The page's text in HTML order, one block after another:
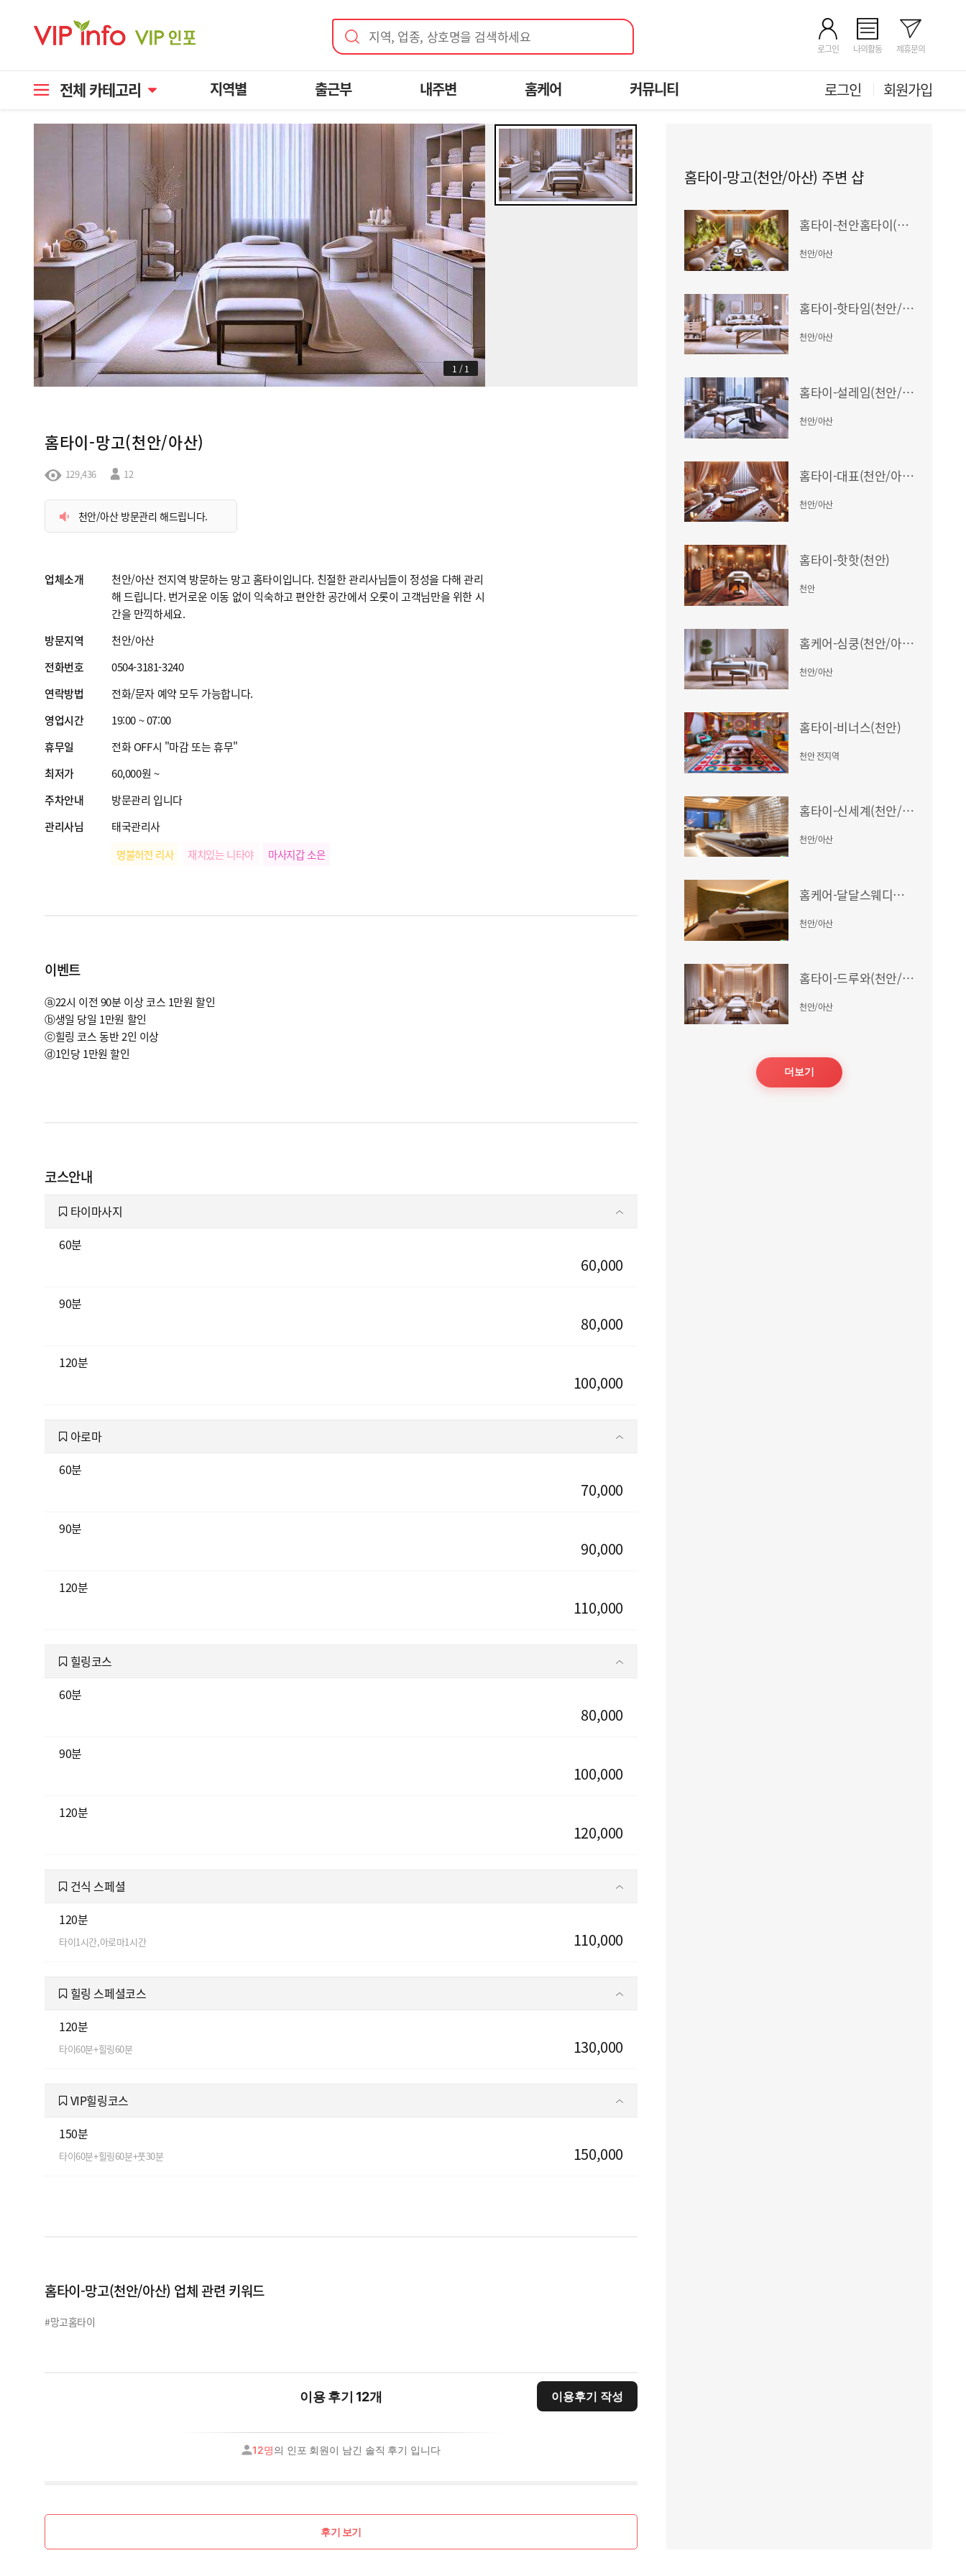
지역, 업종, 상호명을 검색하세요
로그인 나의활동 제휴문의
전체 카테고리 지역별 출근부 내주변 홈케어 커뮤니티 로그인 회원가입
1 / 1
홈타이-망고(천안/아산)
129,436 12
천안/아산 방문관리 해드립니다.
업체소개
천안/아산 전지역 방문하는 망고 홈타이입니다. 친절한 관리사님들이 정성을 다해 관리
해 드립니다. 번거로운 이동 없이 익숙하고 편안한 공간에서 오롯이 고객님만을 위한 시
간을 만끽하세요.
방문지역
천안/아산
전화번호
0504-3181-3240
연락방법
전화/문자 예약 모두 가능합니다.
영업시간
19:00 ~ 07:00
휴무일
전화 OFF시 "마감 또는 휴무"
최저가
60,000원 ~
주차안내
방문관리 입니다
관리사님
태국관리사
명불허전 리사
재치있는 니타야 마사지갑 소은
이벤트
ⓐ22시 이전 90분 이상 코스 1만원 할인
ⓑ생일 당일 1만원 할인
ⓒ힐링 코스 동반 2인 이상
ⓓ1인당 1만원 할인
코스안내
타이마사지
60분
60,000
90분
80,000
120분
100,000
아로마
60분
70,000
90분
90,000
120분
110,000
힐링코스
60분
80,000
90분
100,000
120분
120,000
건식 스페셜
120분
타이1시간,아로마1시간 110,000
힐링 스페셜코스
120분
타이60분+힐링60분 130,000
VIP힐링코스
150분
타이60분+힐링60분+풋30분 150,000
홈타이-망고(천안/아산) 업체 관련 키워드
#망고홈타이
이용 후기 12개 이용후기 작성
12명의 인포 회원이 남긴 솔직 후기 입니다
후기 보기
홈타이-망고(천안/아산) 주변 샵
홈타이-천안홈타이(천안/아산)
천안/아산
홈타이-핫타임(천안/아산)
천안/아산
홈타이-설레임(천안/아산)
천안/아산
홈타이-대표(천안/아산)
천안/아산
홈타이-핫핫(천안)
천안
홈케어-심쿵(천안/아산)
천안/아산
홈타이-비너스(천안)
천안 전지역
홈타이-신세계(천안/아산)
천안/아산
홈케어-달달스웨디시(천안/아산)
천안/아산
홈타이-드루와(천안/아산)
천안/아산
더보기